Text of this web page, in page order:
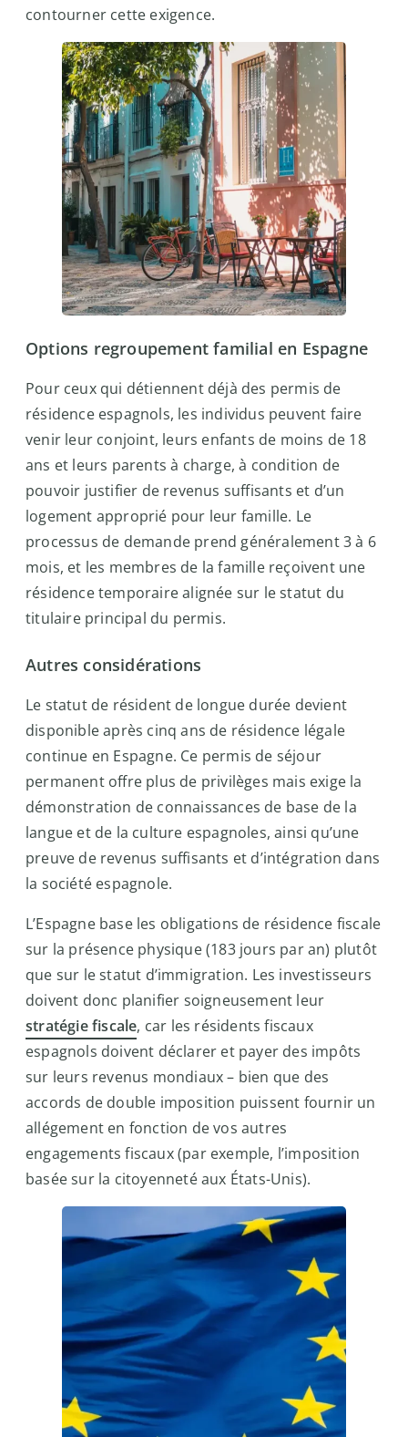
contourner cette exigence.
Options regroupement familial en Espagne
Pour ceux qui détiennent déjà des permis de
résidence espagnols, les individus peuvent faire
venir leur conjoint, leurs enfants de moins de 18
ans et leurs parents à charge, à condition de
pouvoir justifier de revenus suffisants et d’un
logement approprié pour leur famille. Le
processus de demande prend généralement 3 à 6
mois, et les membres de la famille reçoivent une
résidence temporaire alignée sur le statut du
titulaire principal du permis.
Autres considérations
Le statut de résident de longue durée devient
disponible après cinq ans de résidence légale
continue en Espagne. Ce permis de séjour
permanent offre plus de privilèges mais exige la
démonstration de connaissances de base de la
langue et de la culture espagnoles, ainsi qu’une
preuve de revenus suffisants et d’intégration dans
la société espagnole.
L’Espagne base les obligations de résidence fiscale
sur la présence physique (183 jours par an) plutôt
que sur le statut d’immigration. Les investisseurs
doivent donc planifier soigneusement leur
stratégie fiscale, car les résidents fiscaux
espagnols doivent déclarer et payer des impôts
sur leurs revenus mondiaux – bien que des
accords de double imposition puissent fournir un
allégement en fonction de vos autres
engagements fiscaux (par exemple, l’imposition
basée sur la citoyenneté aux États-Unis).